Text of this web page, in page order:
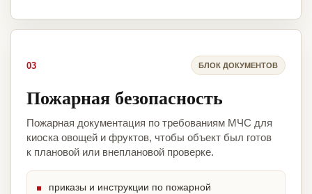
03 БЛОК ДОКУМЕНТОВ
Пожарная безопасность
Пожарная документация по требованиям МЧС для
киоска овощей и фруктов, чтобы объект был готов
к плановой или внеплановой проверке.
приказы и инструкции по пожарной